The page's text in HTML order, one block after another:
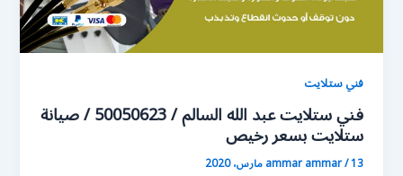
فني ستلايت
فني ستلايت عبد الله السالم / 50050623 / صيانة
ستلايت بسعر رخيص
ammar ammar/13 مارس، 2020